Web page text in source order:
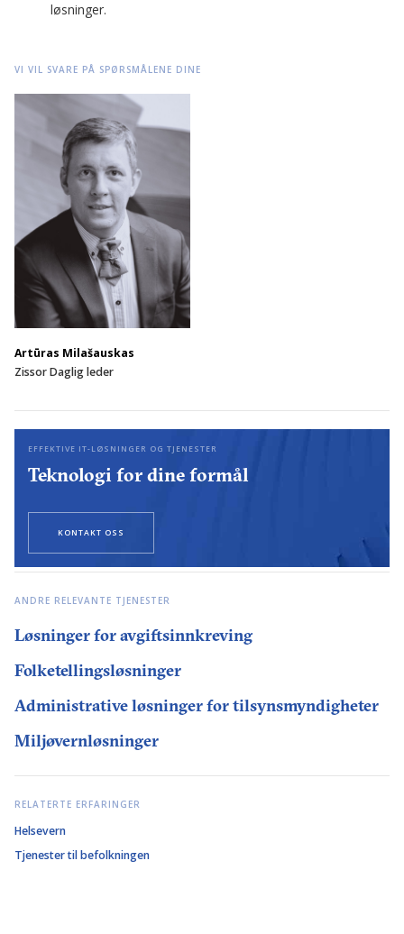
løsninger.
VI VIL SVARE PÅ SPØRSMÅLENE DINE
Artūras Milašauskas
Zissor Daglig leder
EFFEKTIVE IT-LØSNINGER OG TJENESTER
Teknologi for dine formål
KONTAKT OSS
ANDRE RELEVANTE TJENESTER
Løsninger for avgiftsinnkreving
Folketellingsløsninger
Administrative løsninger for tilsynsmyndigheter
Miljøvernløsninger
RELATERTE ERFARINGER
Helsevern
Tjenester til befolkningen